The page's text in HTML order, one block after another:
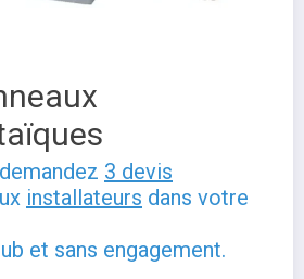
3 devis
installateurs dans votre
et sans engagement.